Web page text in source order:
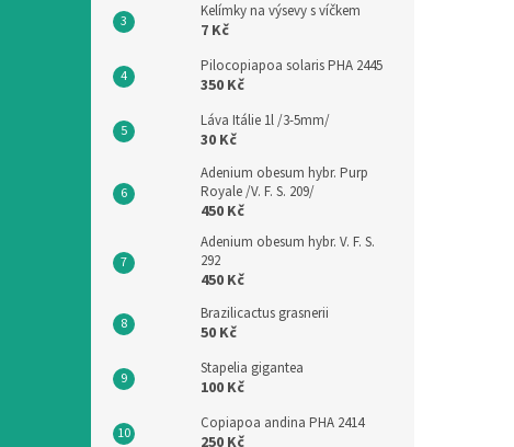
Kelímky na výsevy s víčkem
7 Kč
Pilocopiapoa solaris PHA 2445
350 Kč
Láva Itálie 1l /3-5mm/
30 Kč
Adenium obesum hybr. Purp
Royale /V. F. S. 209/
450 Kč
Adenium obesum hybr. V. F. S.
292
450 Kč
Brazilicactus grasnerii
50 Kč
Stapelia gigantea
100 Kč
Copiapoa andina PHA 2414